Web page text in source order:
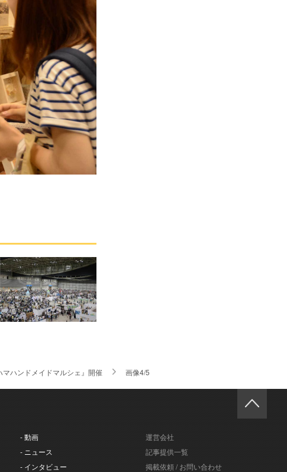
ハンドメイドマルシェ』開催 画像4/5
- 動画
- ニュース
- インタビュー
運営会社
記事提供一覧
掲載依頼 / お問い合わせ